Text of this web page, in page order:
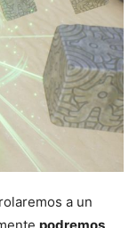
a un
podremos